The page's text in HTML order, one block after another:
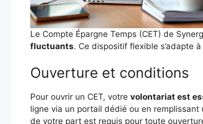
Le Compte Épargne Temps (CET) de
fluctuants. Ce dispositif flexible s’adapte
Ouverture et conditions
Pour ouvrir un CET, votre volontariat est
ligne via un portail dédié ou en remplissant
de votre part est requis pour toute